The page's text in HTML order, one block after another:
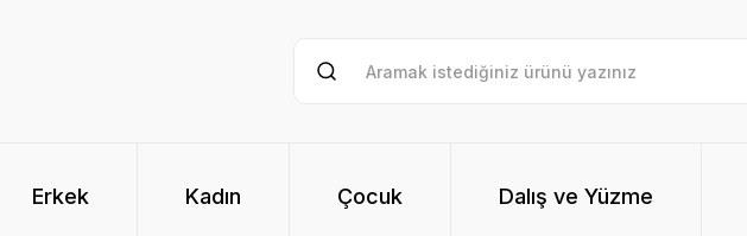
Erkek Kadın Çocuk Dalış ve Yüzme